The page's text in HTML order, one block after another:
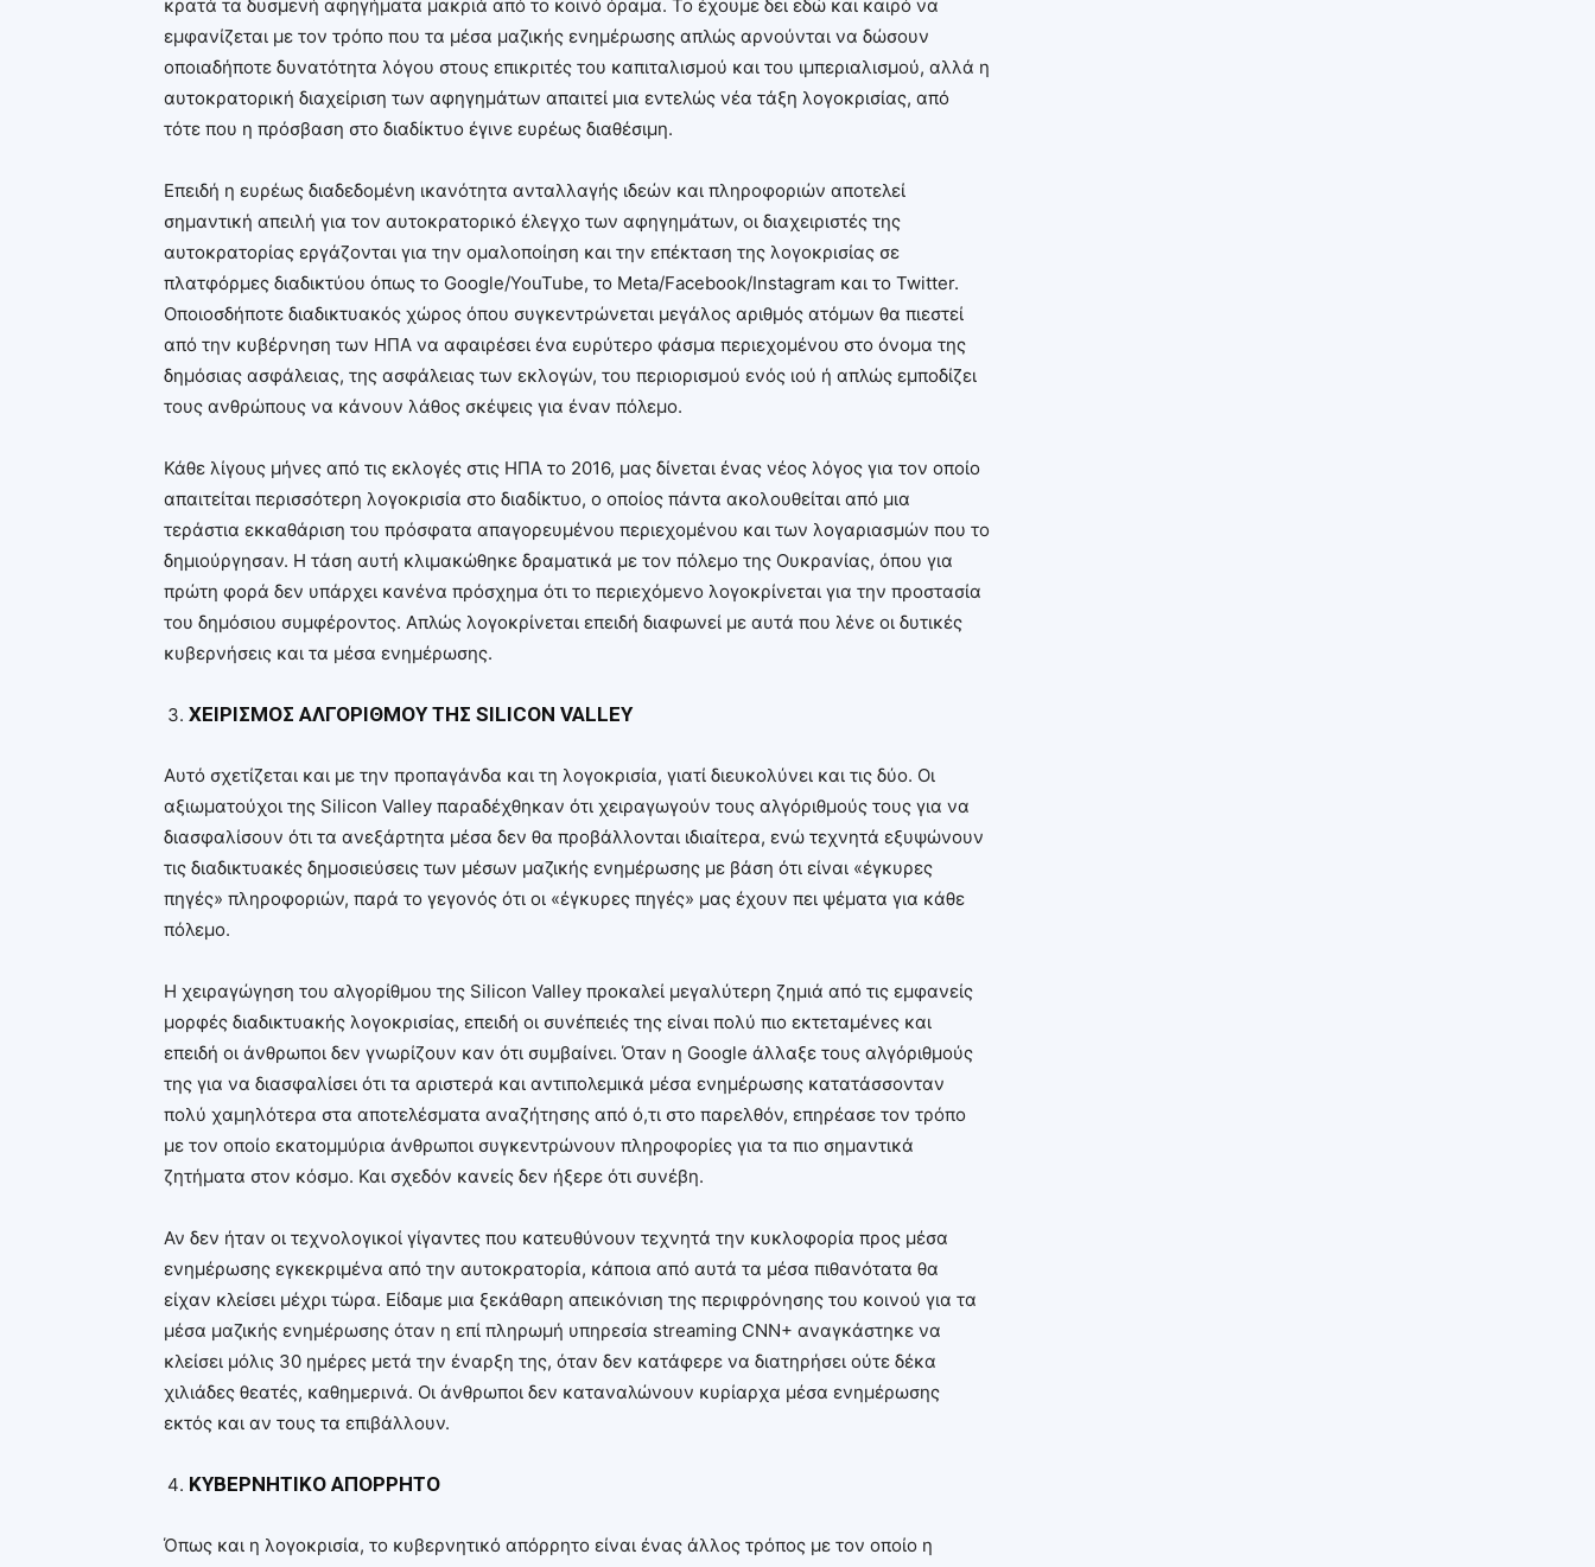
κρατά τα δυσμενή αφηγήματα μακριά από το κοινό όραμα. Το έχουμε δει εδώ και καιρό να
εμφανίζεται με τον τρόπο που τα μέσα μαζικής ενημέρωσης απλώς αρνούνται να δώσουν
οποιαδήποτε δυνατότητα λόγου στους επικριτές του καπιταλισμού και του ιμπεριαλισμού, αλλά η
αυτοκρατορική διαχείριση των αφηγημάτων απαιτεί μια εντελώς νέα τάξη λογοκρισίας, από
τότε που η πρόσβαση στο διαδίκτυο έγινε ευρέως διαθέσιμη.
Επειδή η ευρέως διαδεδομένη ικανότητα ανταλλαγής ιδεών και πληροφοριών αποτελεί
σημαντική απειλή για τον αυτοκρατορικό έλεγχο των αφηγημάτων, οι διαχειριστές της
αυτοκρατορίας εργάζονται για την ομαλοποίηση και την επέκταση της λογοκρισίας σε
πλατφόρμες διαδικτύου όπως το Google/YouTube, το Meta/Facebook/Instagram και το Twitter.
Οποιοσδήποτε διαδικτυακός χώρος όπου συγκεντρώνεται μεγάλος αριθμός ατόμων θα πιεστεί
από την κυβέρνηση των ΗΠΑ να αφαιρέσει ένα ευρύτερο φάσμα περιεχομένου στο όνομα της
δημόσιας ασφάλειας, της ασφάλειας των εκλογών, του περιορισμού ενός ιού ή απλώς εμποδίζει
τους ανθρώπους να κάνουν λάθος σκέψεις για έναν πόλεμο.
Κάθε λίγους μήνες από τις εκλογές στις ΗΠΑ το 2016, μας δίνεται ένας νέος λόγος για τον οποίο
απαιτείται περισσότερη λογοκρισία στο διαδίκτυο, ο οποίος πάντα ακολουθείται από μια
τεράστια εκκαθάριση του πρόσφατα απαγορευμένου περιεχομένου και των λογαριασμών που το
δημιούργησαν. Η τάση αυτή κλιμακώθηκε δραματικά με τον πόλεμο της Ουκρανίας, όπου για
πρώτη φορά δεν υπάρχει κανένα πρόσχημα ότι το περιεχόμενο λογοκρίνεται για την προστασία
του δημόσιου συμφέροντος. Απλώς λογοκρίνεται επειδή διαφωνεί με αυτά που λένε οι δυτικές
κυβερνήσεις και τα μέσα ενημέρωσης.
ΧΕΙΡΙΣΜΟΣ ΑΛΓΟΡΙΘΜΟΥ ΤΗΣ SILICON VALLEY
Αυτό σχετίζεται και με την προπαγάνδα και τη λογοκρισία, γιατί διευκολύνει και τις δύο. Οι
αξιωματούχοι της Silicon Valley παραδέχθηκαν ότι χειραγωγούν τους αλγόριθμούς τους για να
διασφαλίσουν ότι τα ανεξάρτητα μέσα δεν θα προβάλλονται ιδιαίτερα, ενώ τεχνητά εξυψώνουν
τις διαδικτυακές δημοσιεύσεις των μέσων μαζικής ενημέρωσης με βάση ότι είναι «έγκυρες
πηγές» πληροφοριών, παρά το γεγονός ότι οι «έγκυρες πηγές» μας έχουν πει ψέματα για κάθε
πόλεμο.
Η χειραγώγηση του αλγορίθμου της Silicon Valley προκαλεί μεγαλύτερη ζημιά από τις εμφανείς
μορφές διαδικτυακής λογοκρισίας, επειδή οι συνέπειές της είναι πολύ πιο εκτεταμένες και
επειδή οι άνθρωποι δεν γνωρίζουν καν ότι συμβαίνει. Όταν η Google άλλαξε τους αλγόριθμούς
της για να διασφαλίσει ότι τα αριστερά και αντιπολεμικά μέσα ενημέρωσης κατατάσσονταν
πολύ χαμηλότερα στα αποτελέσματα αναζήτησης από ό,τι στο παρελθόν, επηρέασε τον τρόπο
με τον οποίο εκατομμύρια άνθρωποι συγκεντρώνουν πληροφορίες για τα πιο σημαντικά
ζητήματα στον κόσμο. Και σχεδόν κανείς δεν ήξερε ότι συνέβη.
Αν δεν ήταν οι τεχνολογικοί γίγαντες που κατευθύνουν τεχνητά την κυκλοφορία προς μέσα
ενημέρωσης εγκεκριμένα από την αυτοκρατορία, κάποια από αυτά τα μέσα πιθανότατα θα
είχαν κλείσει μέχρι τώρα. Είδαμε μια ξεκάθαρη απεικόνιση της περιφρόνησης του κοινού για τα
μέσα μαζικής ενημέρωσης όταν η επί πληρωμή υπηρεσία streaming CNN+ αναγκάστηκε να
κλείσει μόλις 30 ημέρες μετά την έναρξη της, όταν δεν κατάφερε να διατηρήσει ούτε δέκα
χιλιάδες θεατές, καθημερινά. Οι άνθρωποι δεν καταναλώνουν κυρίαρχα μέσα ενημέρωσης
εκτός και αν τους τα επιβάλλουν.
ΚΥΒΕΡΝΗΤΙΚΟ ΑΠΟΡΡΗΤΟ
Όπως και η λογοκρισία, το κυβερνητικό απόρρητο είναι ένας άλλος τρόπος με τον οποίο η